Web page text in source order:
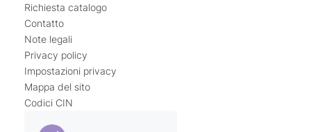
Richiesta catalogo
Contatto
Note legali
Privacy policy
Impostazioni privacy
Mappa del sito
Codici CIN